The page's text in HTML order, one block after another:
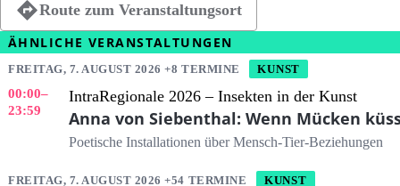
Route zum Veranstaltungsort
ÄHNLICHE VERANSTALTUNGEN
FREITAG, 7. AUGUST 2026 +8 TERMINE KUNST
00:00–
23:59
IntraRegionale 2026 – Insekten in der Kunst
Anna von Siebenthal: Wenn Mücken
Poetische Installationen über Mensch-Tier-Beziehungen
FREITAG, 7. AUGUST 2026 +54 TERMINE KUNST